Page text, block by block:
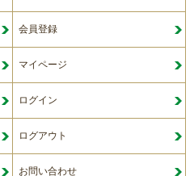
会員登録
マイページ
ログイン
ログアウト
お問い合わせ